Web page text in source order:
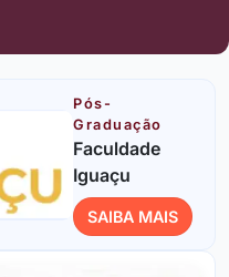
Pós-
Graduação
Faculdade
Iguaçu
SAIBA MAIS